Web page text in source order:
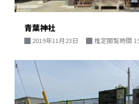
青葉神社
2019年11月23日 推定閲覧時間 1